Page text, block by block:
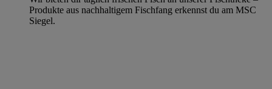
Produkte aus nachhaltigem Fischfang erkennst du am MSC
Siegel.